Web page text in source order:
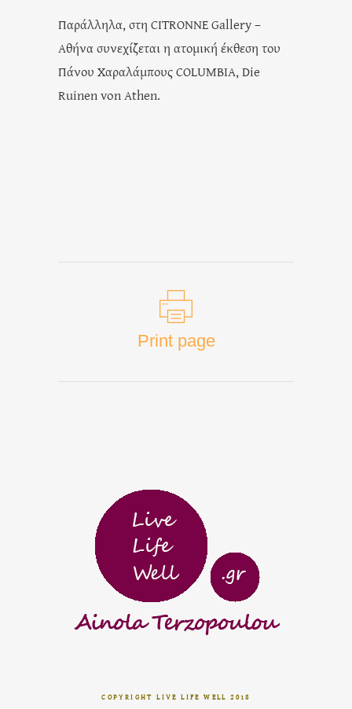
Παράλληλα, στη CITRONNE Gallery –
Αθήνα συνεχίζεται η ατομική έκθεση του
Πάνου Χαραλάμπους COLUMBIA, Die
Ruinen von Athen.
Print page
COPYRIGHT LIVE LIFE WELL 2018